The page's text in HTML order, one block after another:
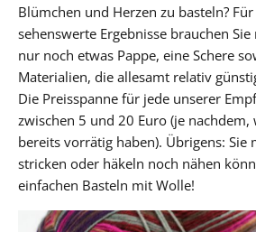
Blümchen und Herzen zu basteln?
sehenswerte Ergebnisse brauchen
nur noch etwas Pappe, eine Schere
Materialien, die allesamt relativ
Die Preisspanne für jede unserer
zwischen 5 und 20 Euro (je nachdem,
bereits vorrätig haben). Übrigens: Sie
stricken oder häkeln noch nähen
einfachen Basteln mit Wolle!